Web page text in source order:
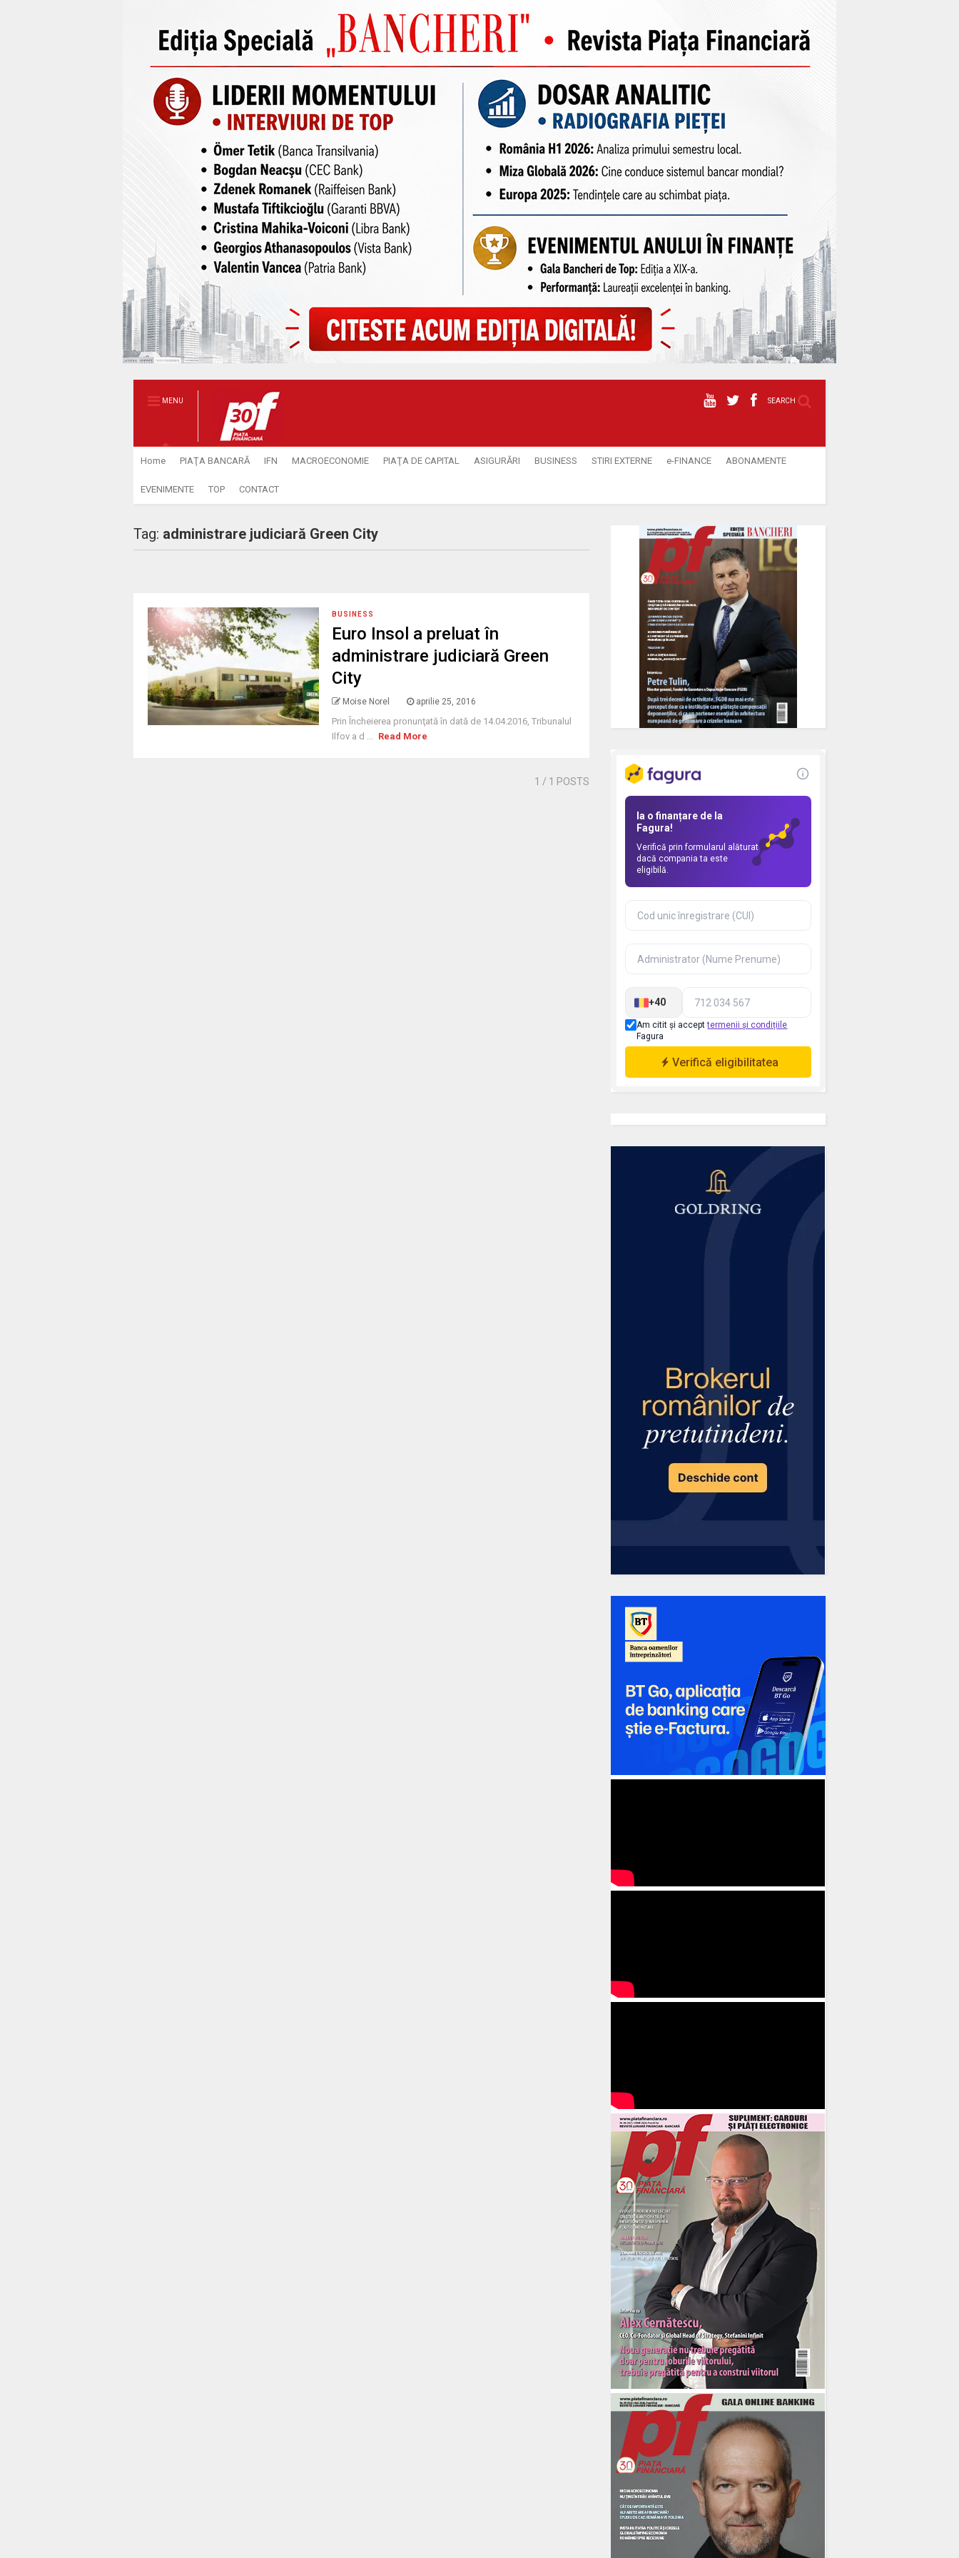
MENU SEARCH
Home PIAŢA BANCARĂ IFN MACROECONOMIE PIAŢA DE CAPITAL ASIGURĂRI BUSINESS STIRI EXTERNE e-FINANCE ABONAMENTE
EVENIMENTE TOP CONTACT
Tag: administrare judiciară Green City
BUSINESS
Euro Insol a preluat în
administrare judiciară Green
City
Moise Norel aprilie 25, 2016
Prin Încheierea pronunţată în dată de 14.04.2016, Tribunalul
Ilfov a d ... Read More
1 / 1 POSTS